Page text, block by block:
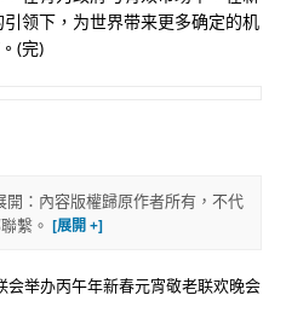
领下，为世界带来更多确定的机
(完)
：內容版權歸原作者所有，不代
繫。
会举办丙午年新春元宵敬老联欢晚会